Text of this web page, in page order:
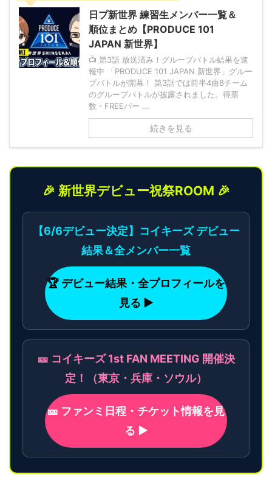
日プ新世界 練習生メンバー一覧＆
順位まとめ【PRODUCE 101
JAPAN 新世界】
📺 第3話 放送済み！グループバトル結果を速
報中 「PRODUCE 101 JAPAN 新世界」グルー
プバトルが開幕！ 第3話では前半4曲8チーム
のグループバトルが披露されました。得票
数・FREEパー ...
続きを見る
🎉 新世界デビュー祝祭ROOM 🎉
【6/6デビュー決定】コイキーズ デビュー
結果＆全メンバー一覧
🏆 デビュー結果・全プロフィールを
見る ▶
🎫 コイキーズ 1st FAN MEETING 開催決
定！（東京・兵庫・ソウル）
🎫 ファンミ日程・チケット情報を見
る ▶